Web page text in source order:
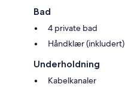
Bad
4 private bad
Håndklær (inkludert)
Underholdning
Kabelkanaler